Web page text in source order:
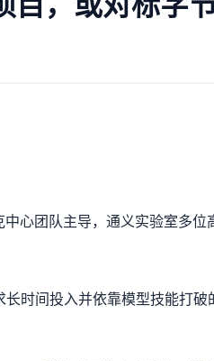
心团队主导，通义实验室多
时间投入并依靠模型技能打